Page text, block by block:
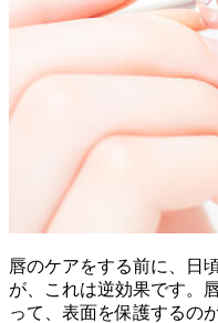
唇のケアをする前に、日
が、これは逆効果です。
って、表面を保護するの